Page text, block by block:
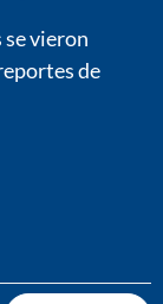
se vieron
de